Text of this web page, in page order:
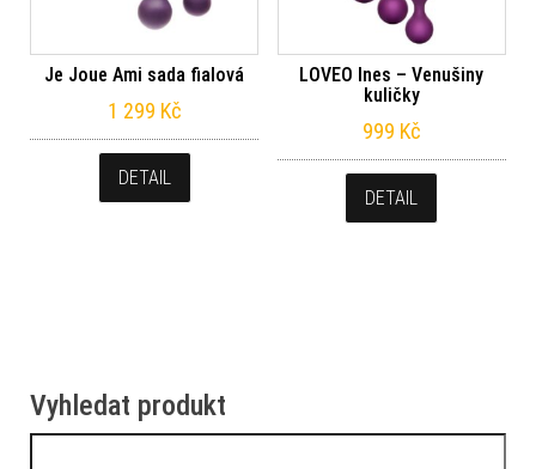
Je Joue Ami sada fialová
1 299 Kč
DETAIL
LOVEO Ines – Venušiny
kuličky
999 Kč
DETAIL
Vyhledat produkt